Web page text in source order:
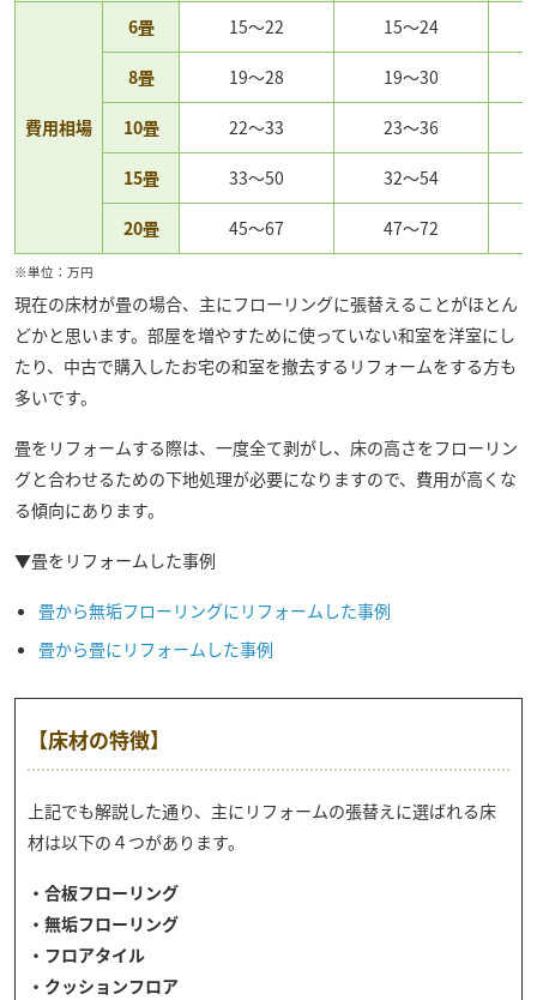
費用相場
6畳 15～22 15～24
8畳 19～28 19～30
10畳 22～33 23～36
15畳 33～50 32～54
20畳 45～67 47～72
※単位：万円
現在の床材が畳の場合、主にフローリングに張替えることがほとん
どかと思います。部屋を増やすために使っていない和室を洋室にし
たり、中古で購入したお宅の和室を撤去するリフォームをする方も
多いです。
畳をリフォームする際は、一度全て剥がし、床の高さをフローリン
グと合わせるための下地処理が必要になりますので、費用が高くな
る傾向にあります。
▼畳をリフォームした事例
畳から無垢フローリングにリフォームした事例
畳から畳にリフォームした事例
【床材の特徴】
上記でも解説した通り、主にリフォームの張替えに選ばれる床
材は以下の４つがあります。
・合板フローリング
・無垢フローリング
・フロアタイル
・クッションフロア